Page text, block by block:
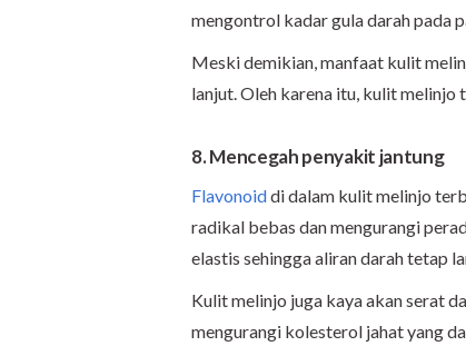
mengontrol kadar gula darah pada
Meski demikian, manfaat kulit
lanjut. Oleh karena itu, kulit
8. Mencegah penyakit jantung
Flavonoiddi dalam kulit melinjo
radikal bebas dan mengurangi
elastis sehingga aliran darah tetap
Kulit melinjo juga kaya akan serat
mengurangi kolesterol jahat yang